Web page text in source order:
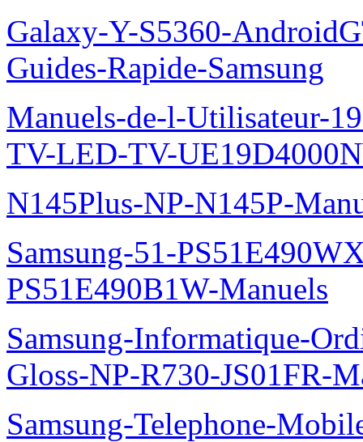
Galaxy-Y-S5360-
Guides-Rapide-Samsung
Manuels-de-l-Utilisateur-
TV-LED-TV-
N145Plus-NP-N145P-
Samsung-51-
PS51E490B1W-Manuels
Samsung-Informatique-
Gloss-NP-R730-JS01FR-
Samsung-Telephone-